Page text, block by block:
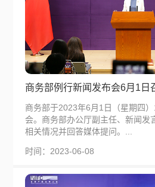
商务部例行新闻发布会6月1日
商务部于2023年6月1日（星期四
会。商务部办公厅副主任、新闻发
相关情况并回答媒体提问。...
时间：2023-06-08